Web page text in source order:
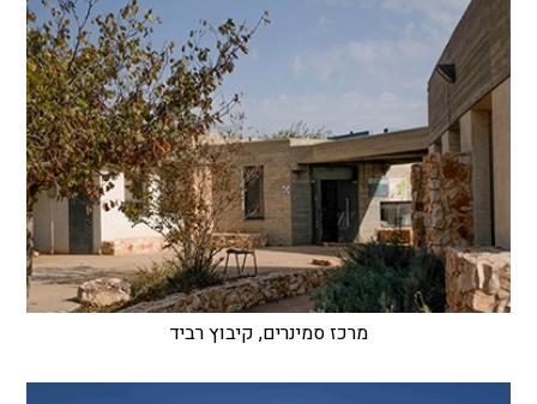
מרכז סמינרים, קיבוץ רביד